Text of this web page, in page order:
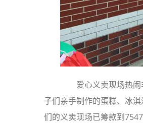
爱心义卖现场热闹
子们亲手制作的蛋糕、冰
们的义卖现场已筹款到